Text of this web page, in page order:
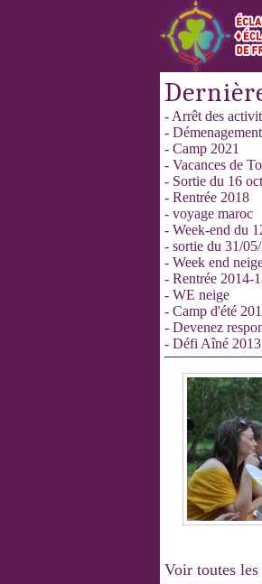
- Arrêt des
-
- Camp 2021
- Vacances de
- Sortie du 16
- Rentrée 2018
- voyage maroc
- Week-end du
- sortie du 31/
- Week end
- Rentrée 2014-
- WE neige
- Camp d'été
- Devenez
- Défi Aîné
Voir toutes les